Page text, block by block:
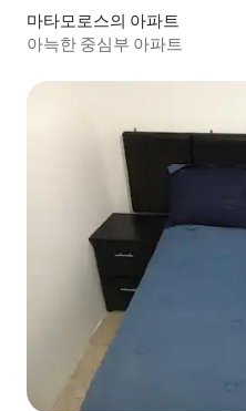
마타모로스의 아파트
아늑한 중심부 아파트